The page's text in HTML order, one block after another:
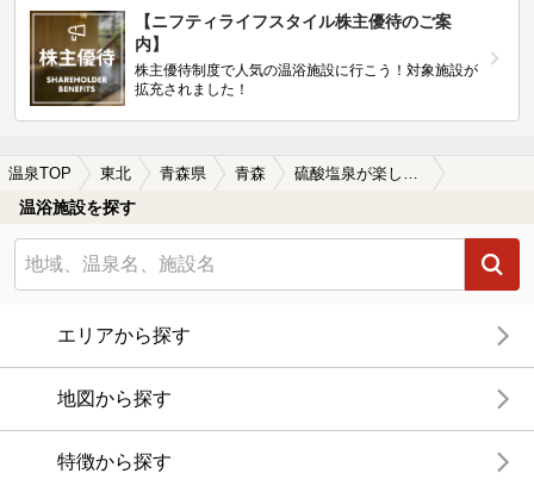
【ニフティライフスタイル株主優待のご案
内】
株主優待制度で人気の温浴施設に行こう！対象施設が
拡充されました！
温泉TOP 東北 青森県 青森 硫酸塩泉が楽しめる青森の温泉、日帰り温泉、スーパー銭湯おすすめ
温浴施設を探す
エリアから探す
地図から探す
特徴から探す